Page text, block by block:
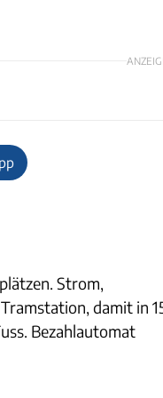
Strom,
damit in
Bezahlautomat